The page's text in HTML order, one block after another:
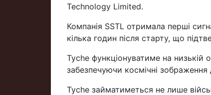
Technology Limited.
Компанія SSTL отримала перші
кілька годин після старту, що
Tyche функціонуватиме на низькій
забезпечуючи космічні
Tyche займатиметься не лише